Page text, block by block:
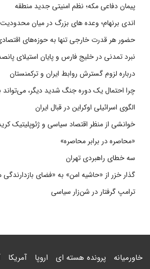
پیمان دفاعی مکه؛ نظم امنیتی جدید منطقه
اندی برنهام؛ وعده های بزرگ در میان
حضور هر قدرت خارجی تنها به حوزه‌های
نبرد تمدنی در خلیج فارس و پایان استیلای
درباره لزوم گسترش روابط ایران و ترکمنستان
چرا احتمال یک دوره جنگ شدید دیگر، می‌تواند
الگوی اسرائیلی اوکراین در قبال ایران
خوانشی از منظر اقتصاد سیاسی و ژئوپلیتیک
«محاصره در برابر محاصره»
سه خطای راهبردی تهران
گذار خزر از «حاشیه امن» به «فضای بازدارندگی
ترامپ گرفتار در شن‌زار سیاسی
خاورمیانه پرونده هسته ای اروپا آمریکا